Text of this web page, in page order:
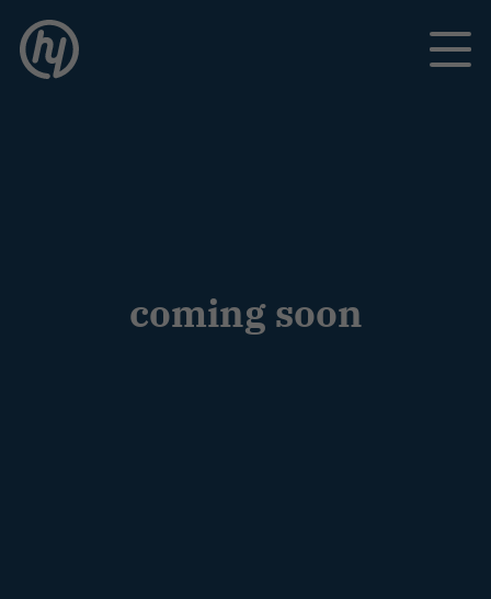
Toggle
coming soon